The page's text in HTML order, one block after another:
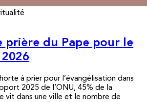
prière du Pape pour le
à prier pour l’évangélisation dans
2025 de l’ONU, 45% de la
vit dans une ville et le nombre de